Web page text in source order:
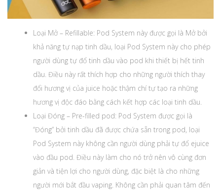
Loại Mở – Refillable: Pod System này được gọi là Mở bởi
khả năng tự nạp tinh dầu, loại Pod System này cho phép
người dùng tự đổ tinh dầu vào pod khi thiết bị hết tinh
dầu. Điều này rất thích hợp cho những người thích thay
đổi hương vị của juice hoặc thậm chí tự tạo ra những
hương vị độc đáo bằng cách kết hợp các loại tinh dầu.
Loại Đóng – Pre-filled pod: Pod System được gọi là
“Đóng” bởi tinh dầu đã được chứa sẵn trong pod, loại
Pod System này không cần người dùng phải tự đổ ejuice
vào đầu pod. Điều này làm cho nó trở nên vô cùng đơn
giản và tiện lợi cho người dùng, đặc biệt là cho những
người mới bắt đầu vaping. Không cần phải quan tâm đến